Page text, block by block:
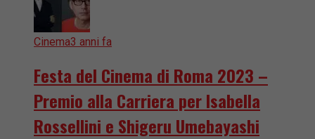
Cinema3 anni fa
Festa del Cinema di Roma 2023 –
Premio alla Carriera per Isabella
Rossellini e Shigeru Umebayashi